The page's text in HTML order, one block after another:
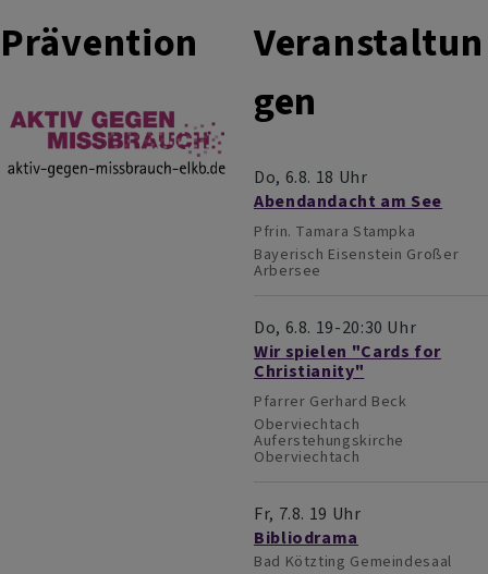
Prävention
Veranstaltun
gen
Do, 6.8. 18 Uhr
Abendandacht am See
Pfrin. Tamara Stampka
Bayerisch Eisenstein Großer
Arbersee
Do, 6.8. 19-20:30 Uhr
Wir spielen "Cards for
Christianity"
Pfarrer Gerhard Beck
Oberviechtach
Auferstehungskirche
Oberviechtach
Fr, 7.8. 19 Uhr
Bibliodrama
Bad Kötzting Gemeindesaal